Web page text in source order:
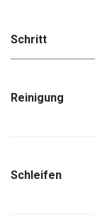
Schritt
Reinigung
Schleifen